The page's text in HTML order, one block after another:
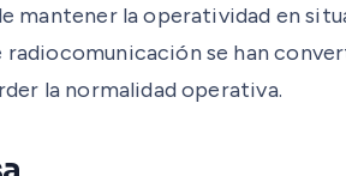
mantener la operatividad en
se han
la normalidad operativa.